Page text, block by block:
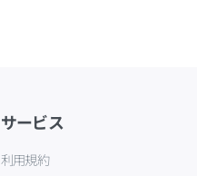
サービス
利用規約